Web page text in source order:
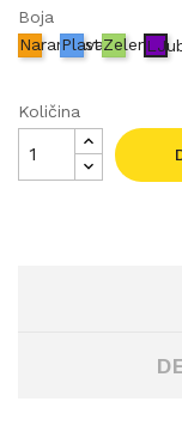
Boja
Narančasta
PlavaZelena
Količina